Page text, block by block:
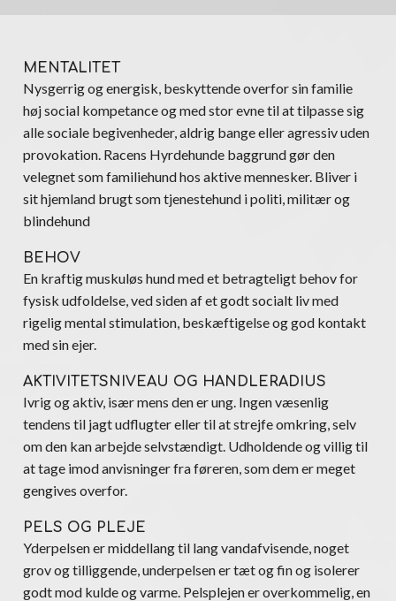
MENTALITET
Nysgerrig og energisk, beskyttende overfor sin familie
høj social kompetance og med stor evne til at tilpasse sig
alle sociale begivenheder, aldrig bange eller agressiv uden
provokation. Racens Hyrdehunde baggrund gør den
velegnet som familiehund hos aktive mennesker. Bliver i
sit hjemland brugt som tjenestehund i politi, militær og
blindehund
BEHOV
En kraftig muskuløs hund med et betragteligt behov for
fysisk udfoldelse, ved siden af et godt socialt liv med
rigelig mental stimulation, beskæftigelse og god kontakt
med sin ejer.
AKTIVITETSNIVEAU OG HANDLERADIUS
Ivrig og aktiv, især mens den er ung. Ingen væsenlig
tendens til jagt udflugter eller til at strejfe omkring, selv
om den kan arbejde selvstændigt. Udholdende og villig til
at tage imod anvisninger fra føreren, som dem er meget
gengives overfor.
PELS OG PLEJE
Yderpelsen er middellang til lang vandafvisende, noget
grov og tilliggende, underpelsen er tæt og fin og isolerer
godt mod kulde og varme. Pelsplejen er overkommelig, en